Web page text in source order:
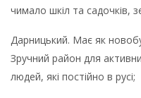
чимало шкіл та садочків,
Дарницький. Має як
Зручний район для
людей, які постійно в русі;